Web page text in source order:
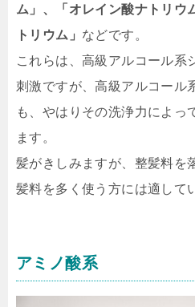
ム」、「オレイン酸ナトリウ
トリウム」 などです。
これらは、高級アルコール系
刺激ですが、高級アルコール
も、やはりその洗浄力によっ
ます。
髪がきしみますが、整髪料を
髪料を多く使う方には適して
アミノ酸系